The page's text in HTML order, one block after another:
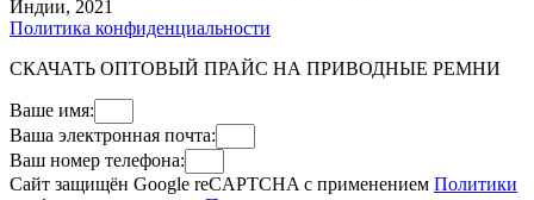
Индии, 2021
Политика конфиденциальности
СКАЧАТЬ ОПТОВЫЙ ПРАЙС НА ПРИВОДНЫЕ РЕМНИ
Ваше имя:
Ваша электронная почта:
Ваш номер телефона:
Сайт защищён Google reCAPTCHA с применением Политики